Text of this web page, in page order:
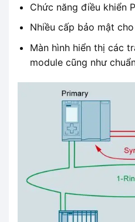
Chức năng điều khiển
Nhiều cấp bảo mật
Màn hình hiển thị các
module cũng như